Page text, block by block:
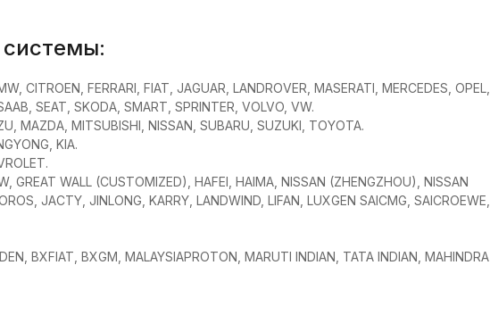
CITROEN, FERRARI, FIAT, JAGUAR, LANDROVER, MASERATI, MERCEDES, OPEL,
SEAT, SKODA, SMART, SPRINTER, VOLVO, VW.
MAZDA, MITSUBISHI, NISSAN, SUBARU, SUZUKI, TOYOTA.
KIA.
GREAT WALL (CUSTOMIZED), HAFEI, HAIMA, NISSAN (ZHENGZHOU), NISSAN
JACTY, JINLONG, KARRY, LANDWIND, LIFAN, LUXGEN SAICMG, SAICROEWE,
BXFIAT, BXGM, MALAYSIAPROTON, MARUTI INDIAN, TATA INDIAN, MAHINDRA